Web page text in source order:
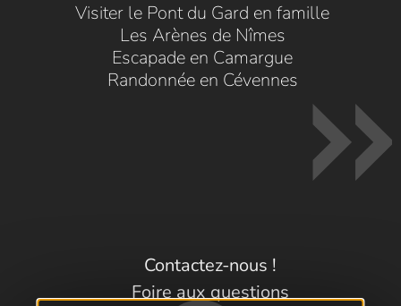
Visiter le Pont du Gard en famille
Les Arènes de Nîmes
Escapade en Camargue
Randonnée en Cévennes
Contactez-nous !
Foire aux questions